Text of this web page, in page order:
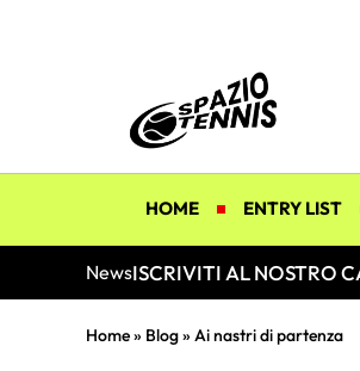
HOME ENTRY LIST
NewsISCRIVITI AL NOSTRO
Home» Blog» Ai nastri di partenza